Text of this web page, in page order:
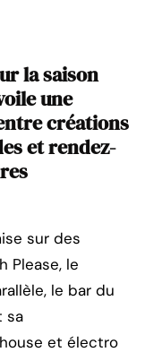
la saison
une
créations
et rendez-
sur des
Please, le
le bar du
sa
et électro